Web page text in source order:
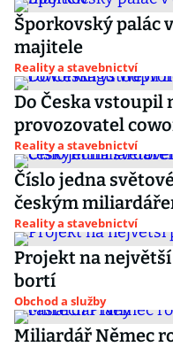
Šporkovský palác
majitele
Reality a stavebnictví
Do Česka vstoupil
provozovatel
Reality a stavebnictví
Číslo jedna
českým
Reality a stavebnictví
Projekt na
bortí
Obchod a služby
Miliardář Němec